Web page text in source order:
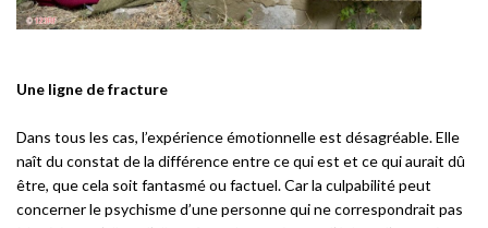
Une ligne de fracture
Dans tous les cas, l’expérience émotionnelle est désagréable. Elle
naît du constat de la différence entre ce qui est et ce qui aurait dû
être, que cela soit fantasmé ou factuel. Car la culpabilité peut
concerner le psychisme d’une personne qui ne correspondrait pas